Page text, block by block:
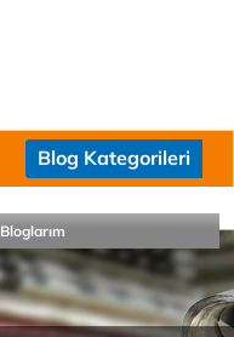
Blog Kategorileri
Bloglarım